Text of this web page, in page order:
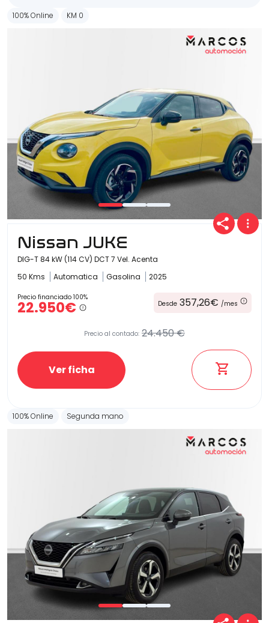
100% Online KM 0
Nissan JUKE
DIG-T 84 kW (114 CV) DCT 7 Vel. Acenta
50 Kms
Automatica Gasolina 2025
Precio financiado 100%
22.950€ Desde 357,26€ /mes
Precio al contado: 24.450 €
Ver ficha
100% Online Segunda mano